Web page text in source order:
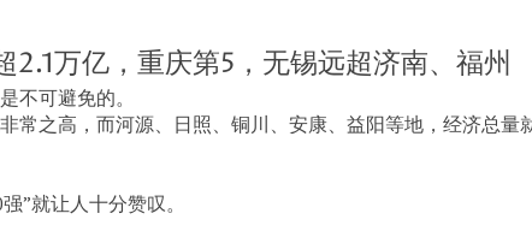
万亿，重庆第5，无锡远超济南、福州
不可避免的。
常之高，而河源、日照、铜川、安康、益阳等地，经济总量
”就让人十分赞叹。